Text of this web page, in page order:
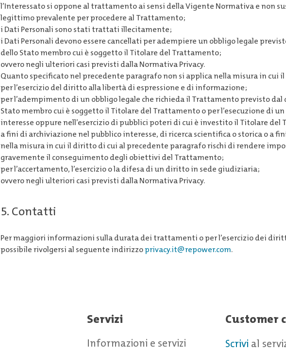
l’Interessato si oppone al trattamento ai sensi della Vigente Normativa e non
legittimo prevalente per procedere al Trattamento;
i Dati Personali sono stati trattati illecitamente;
i Dati Personali devono essere cancellati per adempiere un obbligo legale
dello Stato membro cui è soggetto il Titolare del Trattamento;
ovvero negli ulteriori casi previsti dalla Normativa Privacy.
Quanto specificato nel precedente paragrafo non si applica nella misura in cui
per l’esercizio del diritto alla libertà di espressione e di informazione;
per l’adempimento di un obbligo legale che richieda il Trattamento previsto
Stato membro cui è soggetto il Titolare del Trattamento o per l’esecuzione di
interesse oppure nell’esercizio di pubblici poteri di cui è investito il Titolare del
a fini di archiviazione nel pubblico interesse, di ricerca scientifica o storica o a
nella misura in cui il diritto di cui al precedente paragrafo rischi di rendere
gravemente il conseguimento degli obiettivi del Trattamento;
per l’accertamento, l’esercizio o la difesa di un diritto in sede giudiziaria;
ovvero negli ulteriori casi previsti dalla Normativa Privacy.
5. Contatti
Per maggiori informazioni sulla durata dei trattamenti o per l’esercizio dei
possibile rivolgersi al seguente indirizzoprivacy.it@repower.com.
Servizi
Informazioni e servizi
Customer
Scrivi al